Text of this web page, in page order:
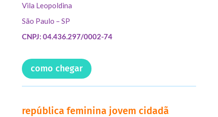
Vila Leopoldina
São Paulo – SP
CNPJ: 04.436.297/0002-74
como chegar
república feminina jovem cidadã